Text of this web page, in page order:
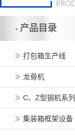
- 产品目录
打包箱生产线
龙骨机
C、Z型钢机系列
集装箱框架设备